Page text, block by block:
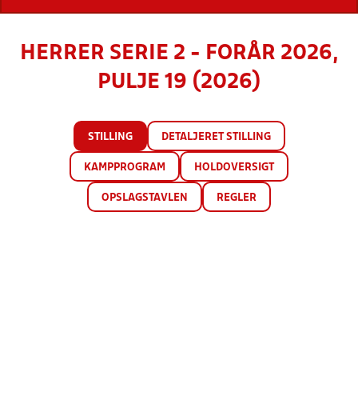
HERRER SERIE 2 - FORÅR 2026,
PULJE 19 (2026)
STILLING DETALJERET STILLING
KAMPPROGRAM HOLDOVERSIGT
OPSLAGSTAVLEN REGLER